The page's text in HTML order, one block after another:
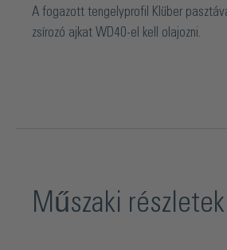
A fogazott tengelyprofil Klüber
zsírozó ajkat WD40-el kell olajozni.
Műszaki részletek